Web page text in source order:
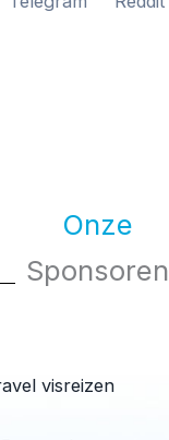
Onze
Sponsoren
visreizen